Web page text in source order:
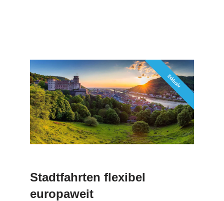
Stadtfahrten flexibel
europaweit